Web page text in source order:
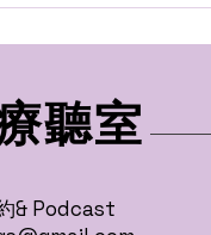
聽室
& Podcast